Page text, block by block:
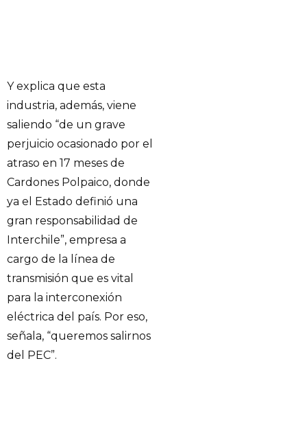
Y explica que esta
industria, además, viene
saliendo “de un grave
perjuicio ocasionado por el
atraso en 17 meses de
Cardones Polpaico, donde
ya el Estado definió una
gran responsabilidad de
Interchile”, empresa a
cargo de la línea de
transmisión que es vital
para la interconexión
eléctrica del país. Por eso,
señala, “queremos salirnos
del PEC”.